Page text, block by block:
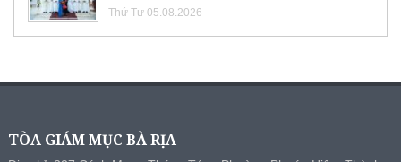
Thứ Tư 05.08.2026
TÒA GIÁM MỤC BÀ RỊA